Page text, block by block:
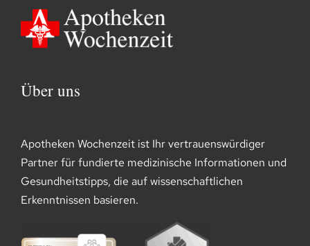
Über uns
Apotheken Wochenzeit ist Ihr vertrauenswürdiger
Partner für fundierte medizinische Informationen und
Gesundheitstipps, die auf wissenschaftlichen
Erkenntnissen basieren.